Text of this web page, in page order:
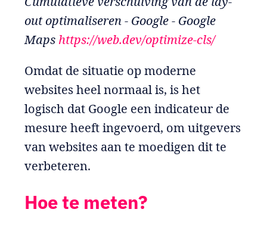
out optimaliseren - Google - Google
Maps https://web.dev/optimize-cls/
Omdat de situatie op moderne
websites heel normaal is, is het
logisch dat Google een indicateur de
mesure heeft ingevoerd, om uitgevers
van websites aan te moedigen dit te
verbeteren.
Hoe te meten?